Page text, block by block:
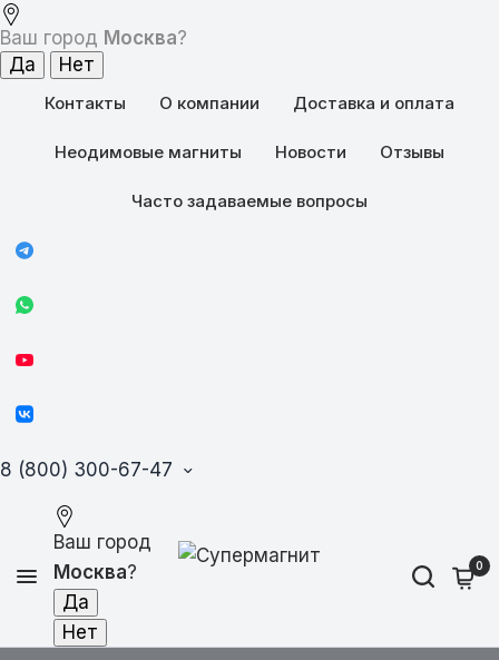
Ваш город Москва?
Контакты О компании Доставка и оплата
Неодимовые магниты Новости Отзывы
Часто задаваемые вопросы
8 (800) 300-67-47
Ваш город
Москва? 0